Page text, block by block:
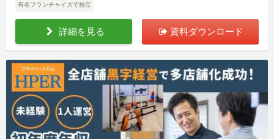
有名フランチャイズで独立
詳細を見る 資料ダウンロード